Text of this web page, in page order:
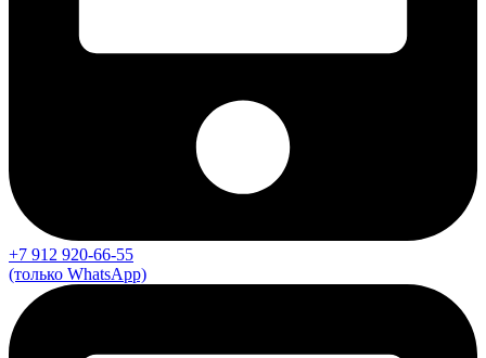
+7 912 920-66-55
(только WhatsApp)